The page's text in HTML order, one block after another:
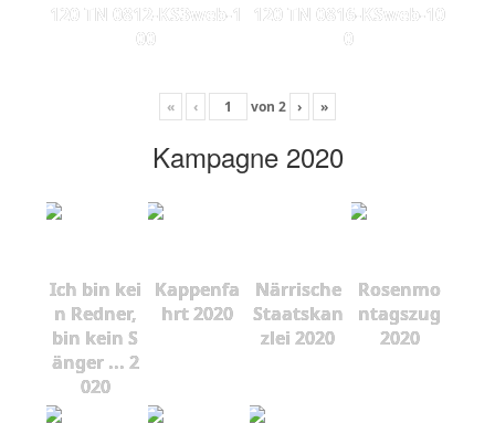
120 TN 0812-KS3web-1
00
120 TN 0816-KSweb-10
0
« ‹ von 2 › »
Kampagne 2020
Ich bin kei
n Redner,
bin kein S
änger ... 2
020
Kappenfa
hrt 2020
Närrische
Staatskan
zlei 2020
Rosenmo
ntagszug
2020